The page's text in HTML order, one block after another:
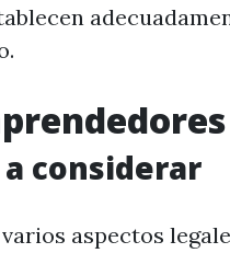
considerar
aspectos